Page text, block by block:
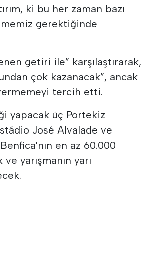
ki bu her zaman bazı
gerektiğinde
getiri ile” karşılaştırarak,
çok kazanacak”, ancak
tercih etti.
yapacak üç Portekiz
José Alvalade ve
en az 60.000
yarışmanın yarı